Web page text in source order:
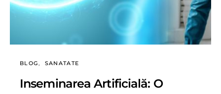
BLOG SANATATE
Inseminarea Artificială: O